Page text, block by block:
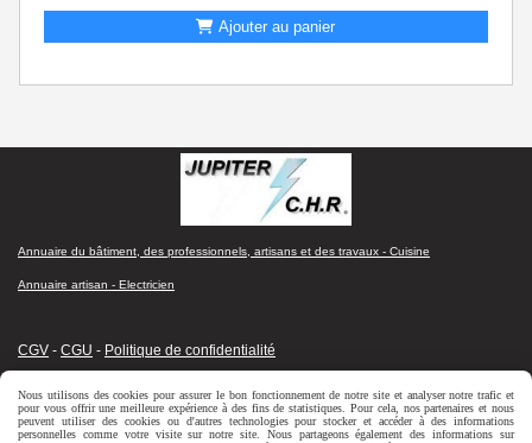
Ajouter au panier
Annuaire du bâtiment, des professionnels, artisans et des travaux - Cuisine
Annuaire artisan - Electricien
CGV - CGU - Politique de confidentialité
Nous utilisons des cookies pour assurer le bon fonctionnement de notre site et analyser notre trafic et
pour vous offrir une meilleure expérience à des fins de statistiques. Pour cela, nos partenaires et nous
peuvent utiliser des cookies ou d'autres technologies pour stocker et accéder à des informations
personnelles comme votre visite sur notre site. Nous partageons également des informations sur